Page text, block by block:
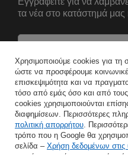
τα νέα στο κατάστημά μας
Εισάγετε τη διεύθυνση e-
Συμφωνώ με την επεξεργασία των προσωπικών μου δεδομένων
Χρησιμοποιούμε cookies για τη
ώστε να προσφέρουμε
επισκεψιμότητα και να
τόσο από εμάς όσο και από
cookies χρησιμοποιούνται
διαφημίσεων. Περισσότερες
πολιτική απορρήτου.
τρόπο που η Google θα
σελίδα – Χρήση δεδομένων στις